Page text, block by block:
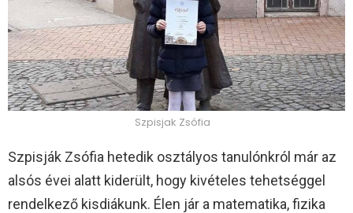
Szpisjak Zsófia
Szpisják Zsófia hetedik osztályos tanulónkról már az
alsós évei alatt kiderült, hogy kivételes tehetséggel
rendelkező kisdiákunk. Élen jár a matematika, fizika